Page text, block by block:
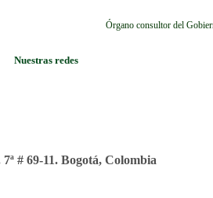
Órgano consultor del
Nuestras redes
# 69-11. Bogotá, Colombia